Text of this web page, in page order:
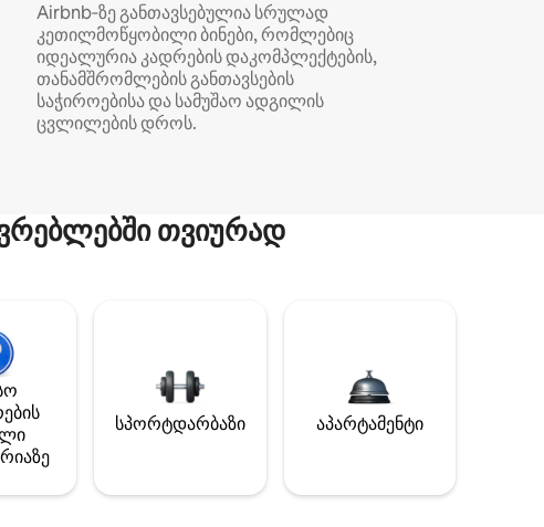
Airbnb‑ზე განთავსებულია სრულად
კეთილმოწყობილი ბინები, რომლებიც
იდეალურია კადრების დაკომპლექტების,
თანამშრომლების განთავსების
საჭიროებისა და სამუშაო ადგილის
ცვლილების დროს.
თვიურად
სპორტდარბაზი აპარტამენტი